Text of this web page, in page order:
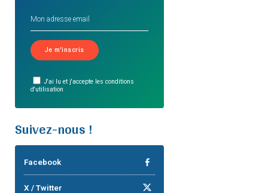
J'ai lu et j'accepte les conditions
d'utilisation
Suivez-nous !
Facebook
X / Twitter